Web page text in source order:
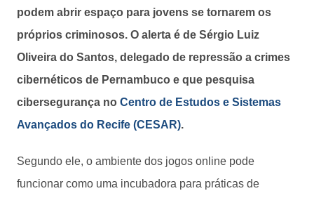
podem abrir espaço para jovens se tornarem os
próprios criminosos. O alerta é de Sérgio Luiz
Oliveira do Santos, delegado de repressão a crimes
cibernéticos de Pernambuco e que pesquisa
cibersegurança no Centro de Estudos e Sistemas
Avançados do Recife (CESAR).
Segundo ele, o ambiente dos jogos online pode
funcionar como uma incubadora para práticas de